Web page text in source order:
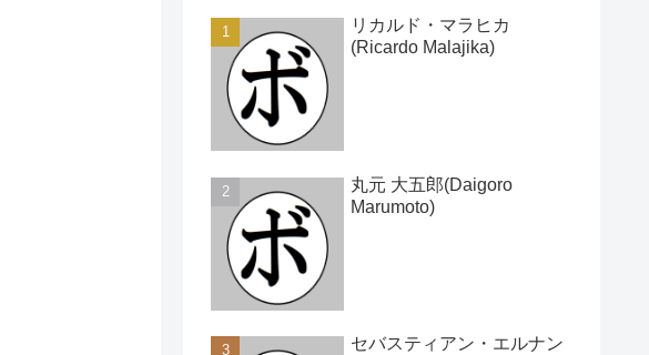
リカルド・マラヒカ
(Ricardo Malajika)
丸元 大五郎(Daigoro
Marumoto)
セバスティアン・エルナン